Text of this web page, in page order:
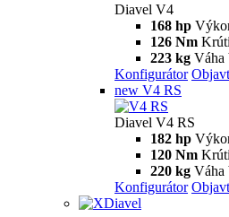
Diavel V4
168 hp
126 Nm
223 kg Váha
Konfigurátor
new V4 RS
Diavel V4 RS
182 hp
120 Nm
220 kg Váha
Konfigurátor